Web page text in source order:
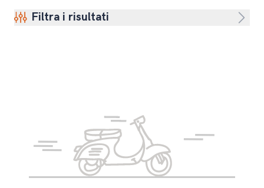
Filtra i risultati